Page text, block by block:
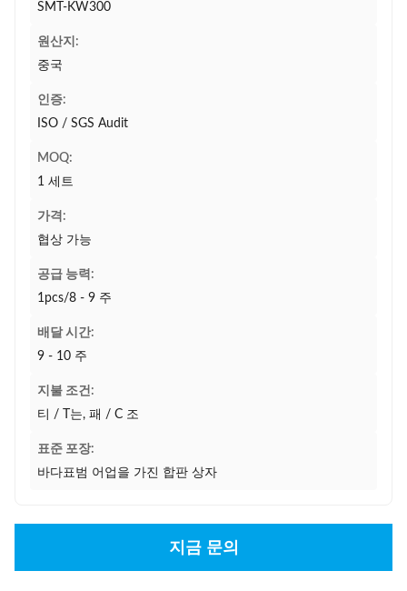
SMT-KW300
원산지:
중국
인증:
ISO / SGS Audit
MOQ:
1 세트
가격:
협상 가능
공급 능력:
1pcs/8 - 9 주
배달 시간:
9 - 10 주
지불 조건:
티 / T는, 패 / C 조
표준 포장:
바다표범 어업을 가진 합판 상자
지금 문의